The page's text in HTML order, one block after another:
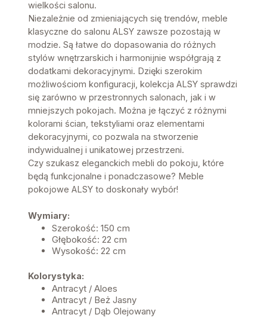
wielkości salonu.
Niezależnie od zmieniających się trendów, meble
klasyczne do salonu ALSY zawsze pozostają w
modzie. Są łatwe do dopasowania do różnych
stylów wnętrzarskich i harmonijnie współgrają z
dodatkami dekoracyjnymi. Dzięki szerokim
możliwościom konfiguracji, kolekcja ALSY sprawdzi
się zarówno w przestronnych salonach, jak i w
mniejszych pokojach. Można je łączyć z różnymi
kolorami ścian, tekstyliami oraz elementami
dekoracyjnymi, co pozwala na stworzenie
indywidualnej i unikatowej przestrzeni.
Czy szukasz eleganckich mebli do pokoju, które
będą funkcjonalne i ponadczasowe? Meble
pokojowe ALSY to doskonały wybór!
Wymiary:
Szerokość: 150 cm
Głębokość: 22 cm
Wysokość: 22 cm
Kolorystyka:
Antracyt / Aloes
Antracyt / Beż Jasny
Antracyt / Dąb Olejowany